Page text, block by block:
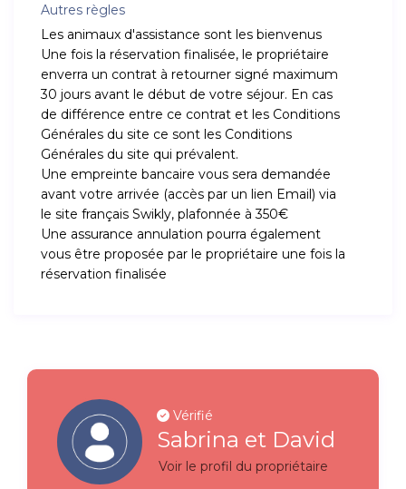
Autres règles
Les animaux d'assistance sont les bienvenus
Une fois la réservation finalisée, le propriétaire
enverra un contrat à retourner signé maximum
30 jours avant le début de votre séjour. En cas
de différence entre ce contrat et les Conditions
Générales du site ce sont les Conditions
Générales du site qui prévalent.
Une empreinte bancaire vous sera demandée
avant votre arrivée (accès par un lien Email) via
le site français Swikly, plafonnée à 350€
Une assurance annulation pourra également
vous être proposée par le propriétaire une fois la
réservation finalisée
Vérifié
Sabrina et David
Voir le profil du propriétaire